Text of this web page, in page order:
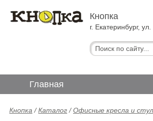
Кнопка
г. Екатеринбург,
Главная
Кнопка /Каталог /Офисные кресла и